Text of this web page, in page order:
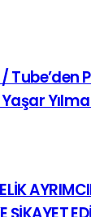
Tube’den